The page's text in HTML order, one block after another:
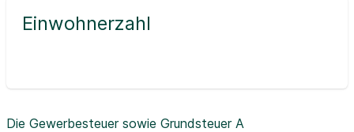
Einwohnerzahl
Die Gewerbesteuer sowie Grundsteuer A